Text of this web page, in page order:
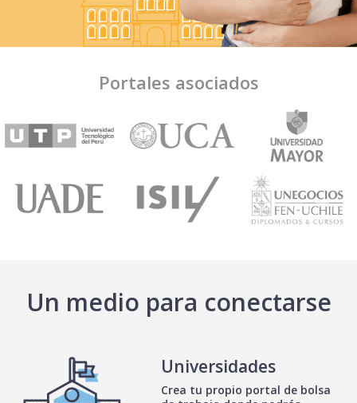
Portales asociados
Un medio para conectarse
Universidades
Crea tu propio portal de bolsa